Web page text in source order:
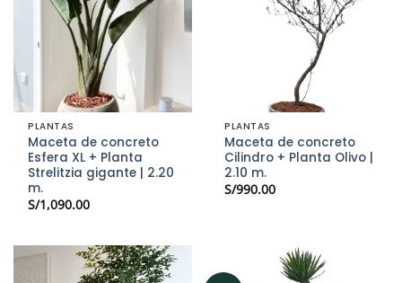
PLANTAS
Maceta de concreto
Esfera XL + Planta
Strelitzia gigante | 2.20
m.
S/1,090.00
PLANTAS
Maceta de concreto
Cilindro + Planta Olivo |
2.10 m.
S/990.00